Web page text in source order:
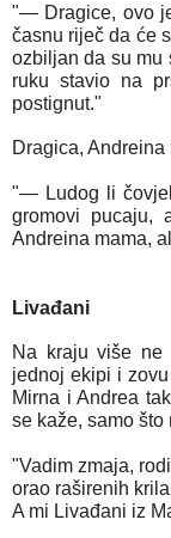
"— Dragice, ovo
časnu riječ da će
ozbiljan da su mu
ruku stavio na
postignut."
Dragica,
"— Ludog li
gromovi
Andreina mama,
Livađani
Na kraju više
jednoj ekipi i
Mirna i Andrea
se kaže, samo što
"Vadim zmaja,
orao raširenih
A mi Livađani iz